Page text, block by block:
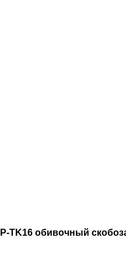
TK16 обивочный